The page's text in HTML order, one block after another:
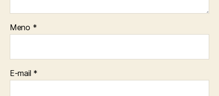
Meno *
E-mail *